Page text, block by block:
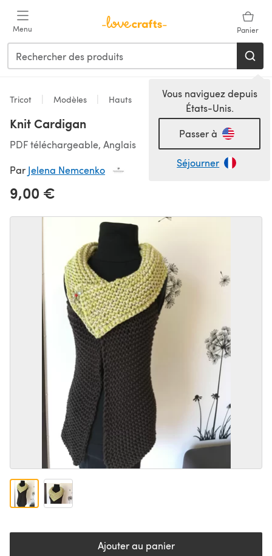
Menu Panier
Vous naviguez depuis
États-Unis.
Passer à
Séjourner
Tricot Modèles Hauts
Knit Cardigan
PDF téléchargeable, Anglais
Par Jelena Nemcenko
9,00 €
Ajouter au panier